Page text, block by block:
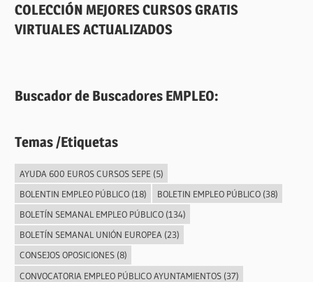
COLECCIÓN MEJORES CURSOS GRATIS
VIRTUALES ACTUALIZADOS
Buscador de Buscadores EMPLEO:
Temas /Etiquetas
AYUDA 600 EUROS CURSOS SEPE (5)
BOLENTIN EMPLEO PÚBLICO(18) BOLETIN EMPLEO PÚBLICO(38)
BOLETÍN SEMANAL EMPLEO PÚBLICO(134)
BOLETÍN SEMANAL UNIÓN EUROPEA(23)
CONSEJOS OPOSICIONES(8)
CONVOCATORIA EMPLEO PÚBLICO AYUNTAMIENTOS(37)